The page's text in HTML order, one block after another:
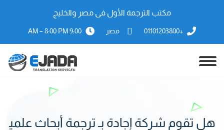
مكتب الترجمة الأول فى مصر والخليج
+01101203800 مصر 9:00 AM – 8:00 PM
هل تقوم شركة إجادة بـ ترجمة أبحاث علمي